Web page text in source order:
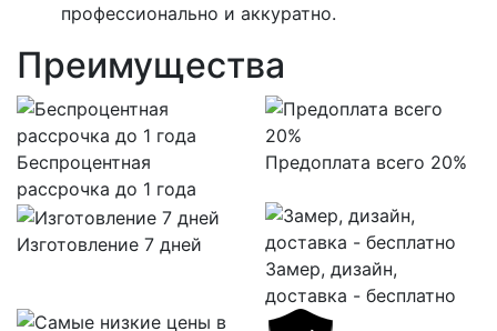
профессионально и аккуратно.
Преимущества
Беспроцентная
рассрочка до 1 года
Предоплата всего 20%
Изготовление 7 дней
Замер, дизайн,
доставка - бесплатно